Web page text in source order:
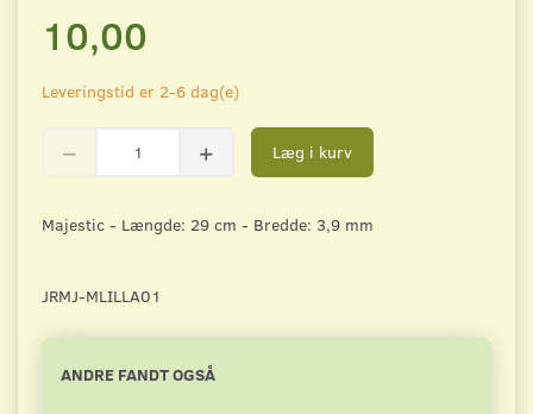
10,00
Leveringstid er 2-6 dag(e)
Læg i kurv
Majestic - Længde: 29 cm - Bredde: 3,9 mm
JRMJ-MLILLA01
ANDRE FANDT OGSÅ